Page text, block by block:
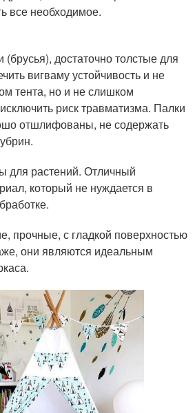
все необходимое.
достаточно толстые для
вигваму устойчивость и не
тента, но и не слишком
риск травматизма. Палки
отшлифованы, не содержать
для растений. Отличный
который не нуждается в
прочные, с гладкой поверхностью
они являются идеальным